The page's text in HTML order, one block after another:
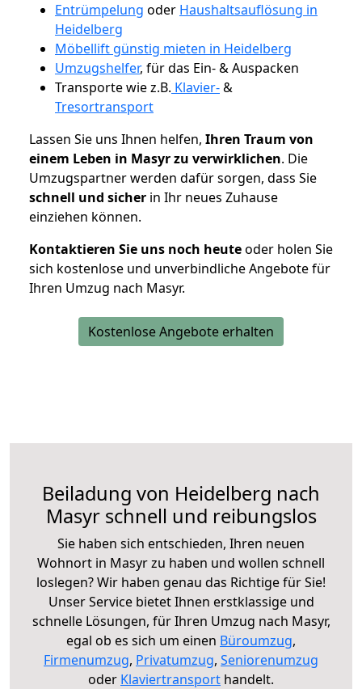
Entrümpelung oder Haushaltsauflösung in
Heidelberg
Möbellift günstig mieten in Heidelberg
Umzugshelfer, für das Ein- & Auspacken
Transporte wie z.B. Klavier-&
Tresortransport
Lassen Sie uns Ihnen helfen, Ihren Traum von
einem Leben in Masyr zu verwirklichen. Die
Umzugspartner werden dafür sorgen, dass Sie
schnell und sicher in Ihr neues Zuhause
einziehen können.
Kontaktieren Sie uns noch heuteoder holen Sie
sich kostenlose und unverbindliche Angebote für
Ihren Umzug nach Masyr.
Kostenlose Angebote erhalten
Beiladung von Heidelberg nach
Masyr schnell und reibungslos
Sie haben sich entschieden, Ihren neuen
Wohnort in Masyr zu haben und wollen schnell
loslegen? Wir haben genau das Richtige für Sie!
Unser Service bietet Ihnen erstklassige und
schnelle Lösungen, für Ihren Umzug nach Masyr,
egal ob es sich um einen Büroumzug,
Firmenumzug, Privatumzug, Seniorenumzug
oder Klaviertransport handelt.